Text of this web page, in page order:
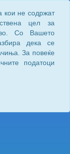
кои не содржат
цел за
Со Вашето
дека се
За повеќе
податоци